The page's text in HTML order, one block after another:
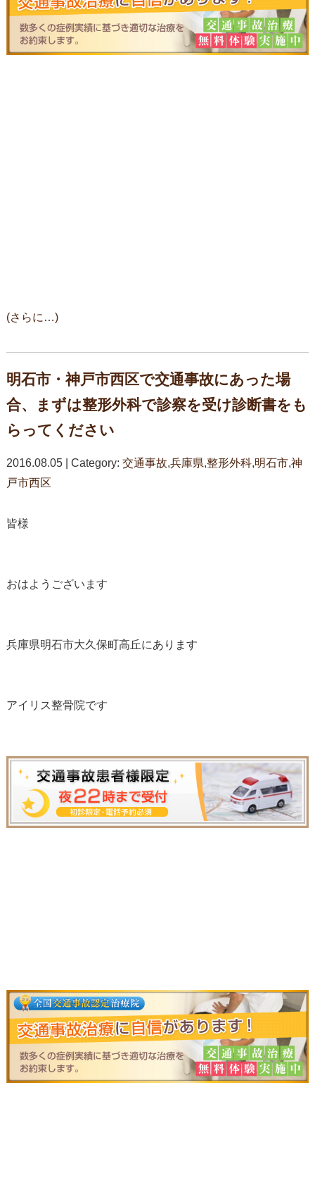
(さらに…)
明石市・神戸市西区で交通事故にあった場
合、まずは整形外科で診察を受け診断書をも
らってください
2016.08.05 | Category: 交通事故,兵庫県,整形外科,明石市,神
戸市西区
皆様
おはようございます
兵庫県明石市大久保町高丘にあります
アイリス整骨院です